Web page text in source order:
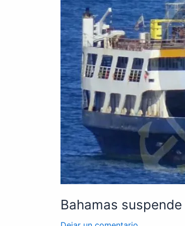
Bahamas
de
cuatro
náufragos
hondureños